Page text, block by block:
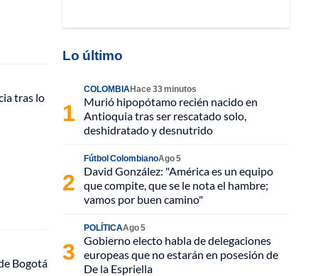
tras lo
Bogotá
Lo último
COLOMBIAHace 33 minutos
Murió hipopótamo recién nacido en
Antioquia tras ser rescatado solo,
deshidratado y desnutrido
Fútbol ColombianoAgo 5
David González: "América es un equipo
que compite, que se le nota el hambre;
vamos por buen camino"
POLÍTICAAgo 5
Gobierno electo habla de delegaciones
europeas que no estarán en posesión de
De la Espriella